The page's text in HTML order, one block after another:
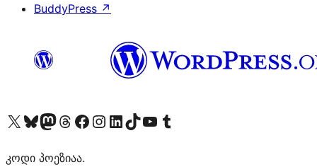
BuddyPress ↗
Visit our X (formerly Twitter) account
Visit our Bluesky account
Visit our Mastodon account
Visit our Threads account
Visit our Facebook page
Visit our Instagram account
Visit our LinkedIn account
Visit our TikTok account
Visit our YouTube channel
Visit our Tumblr account
კოდი პოეზიაა.